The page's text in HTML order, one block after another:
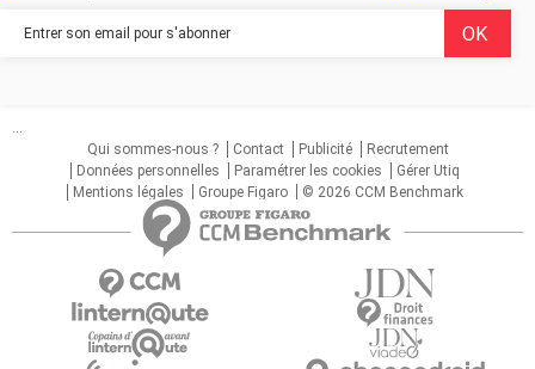
...
Qui sommes-nous ?
Contact Publicité
Recrutement
Données personnelles
Paramétrer les cookies
Gérer Utiq
Mentions légales
Groupe Figaro © 2026 CCM Benchmark